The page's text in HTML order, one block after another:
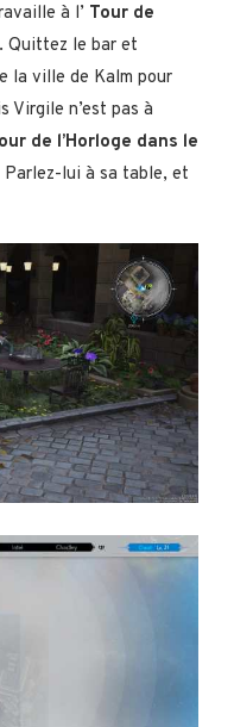
à l’ Tour de
Quittez le bar et
la ville de Kalm pour
Virgile n’est pas à
de l’Horloge dans le
Parlez-lui à sa table, et